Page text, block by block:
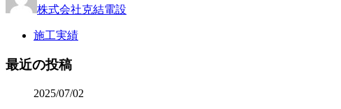
株式会社克結電設
施工実績
最近の投稿
2025/07/02